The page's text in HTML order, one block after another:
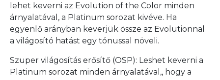
lehet keverni az Evolution of the Color minden
árnyalatával, a Platinum sorozat kivéve. Ha
egyenlő arányban keverjük össze az Evolutionnal
a világosító hatást egy tónussal növeli.
Szuper világosítás erősítő (OSP): Leshet keverni a
Platinum sorozat minden árnyalatával,, hogy a